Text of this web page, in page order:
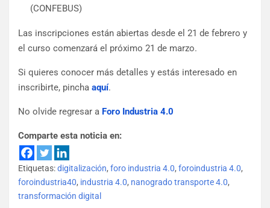
(CONFEBUS)
Las inscripciones están abiertas desde el 21 de febrero y
el curso comenzará el próximo 21 de marzo.
Si quieres conocer más detalles y estás interesado en
inscribirte, pincha aquí.
No olvide regresar a Foro Industria 4.0
Comparte esta noticia en:
Etiquetas:digitalización, foro industria 4.0, foroindustria 4.0,
foroindustria40, industria 4.0, nanogrado transporte 4.0,
transformación digital